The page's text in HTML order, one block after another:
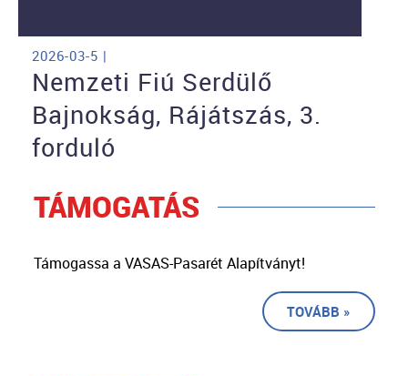
2026-03-5 |
Nemzeti Fiú Serdülő
Bajnokság, Rájátszás, 3.
forduló
TÁMOGATÁS
Támogassa a VASAS-Pasarét Alapítványt!
TOVÁBB »